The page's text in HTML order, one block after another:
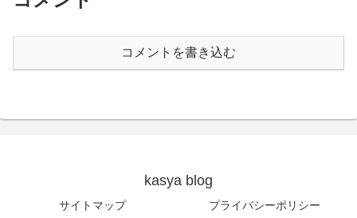
コメントを書き込む
kasya blog
サイトマップ
プライバシーポリシー